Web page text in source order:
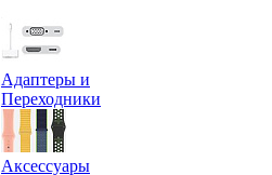
Адаптеры и
Переходники
Аксессуары